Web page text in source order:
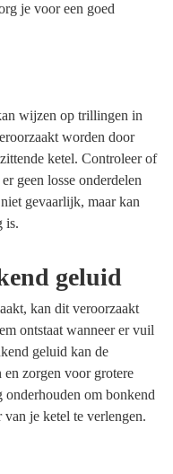
je voor een goed
wijzen op trillingen in
worden door
ketel. Controleer of
geen losse onderdelen
gevaarlijk, maar kan
is.
geluid
kan dit veroorzaakt
ontstaat wanneer er vuil
geluid kan de
zorgen voor grotere
om bonkend
je ketel te verlengen.